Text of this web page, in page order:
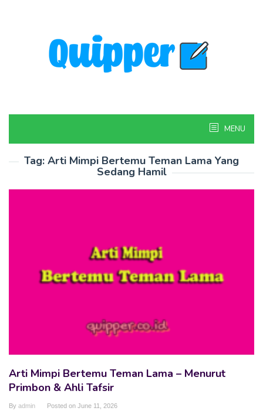
MENU
Tag: Arti Mimpi Bertemu Teman Lama Yang
Sedang Hamil
Arti Mimpi Bertemu Teman Lama – Menurut
Primbon & Ahli Tafsir
By admin Posted on June 11, 2026